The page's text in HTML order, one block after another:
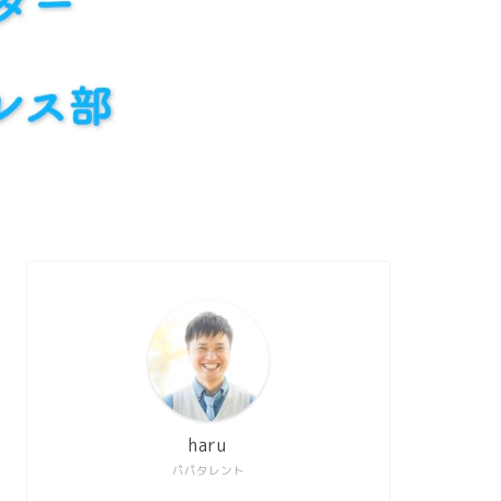
パパタレント
haru